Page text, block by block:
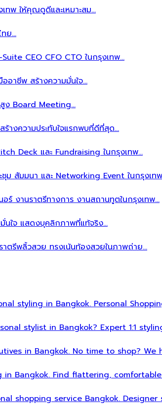
ทพ ให้คุณดูดีและเหมาะสม…
ทย…
CEO CFO CTO ในกรุงเทพ…
อาชีพ สร้างความมั่นใจ…
สูง Board Meeting…
างความประทับใจแรกพบที่ดีที่สุด…
Deck และ Fundraising ในกรุงเทพ…
ชุม สัมมนา และ Networking Event ในกรุงเท
ร์ งานราตรีทางการ งานสถานทูตในกรุงเทพ…
นใจ แสดงบุคลิกภาพที่แท้จริง…
ตรีพลิ้วสวย ทรงเน้นท้องสวยในภาพถ่าย…
styling in Bangkok. Personal
stylist in Bangkok? Expert 1:1
in Bangkok. No time to shop? We
in Bangkok. Find flattering,
shopping service Bangkok.